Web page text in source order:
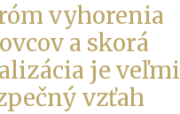
vyhorenia
a skorá
je veľmi
vzťah